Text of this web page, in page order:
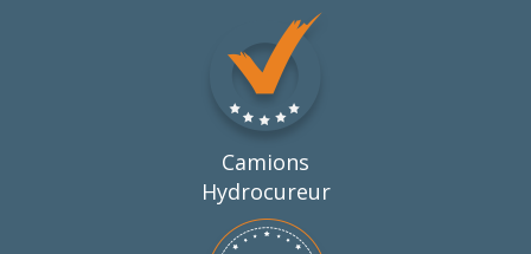
Camions
Hydrocureur